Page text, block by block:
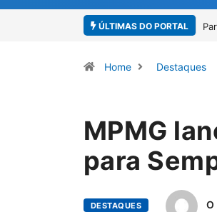
ÚLTIMAS DO PORTAL
Home Destaques
MPMG
para
DESTAQUES O